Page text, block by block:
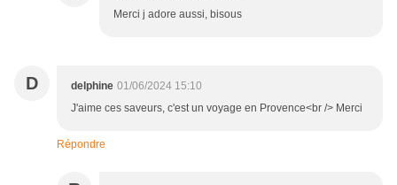
Merci j adore aussi, bisous
D delphine 01/06/2024 15:10
J'aime ces saveurs, c'est un voyage en Provence<br /> Merci
Répondre